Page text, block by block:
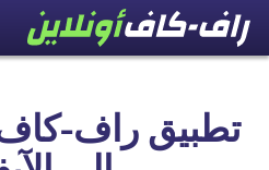
تطبيق راف-كاف